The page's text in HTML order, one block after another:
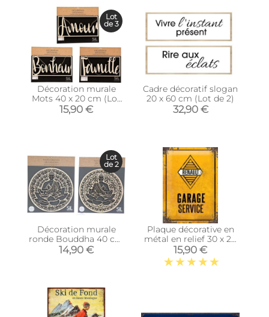
Décoration murale
Mots 40 x 20 cm (Lot
de 3)
15,90 €
Lot
de 3
Cadre décoratif slogan
20 x 60 cm (Lot de 2)
32,90 €
Décoration murale
ronde Bouddha 40 cm
en bois sculpté
14,90 €
Lot
de 2
Plaque décorative en
métal en relief 30 x 20
cm (Renault Garage
Service)
15,90 €